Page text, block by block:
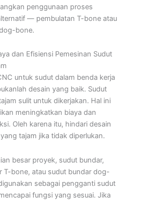
penggunaan proses
— pembulatan T-bone atau
bone.
dan Efisiensi Pemesinan Sudut
untuk sudut dalam benda kerja
desain yang baik. Sudut
sulit untuk dikerjakan. Hal ini
meningkatkan biaya dan
Oleh karena itu, hindari desain
tajam jika tidak diperlukan.
besar proyek, sudut bundar,
T-bone, atau sudut bundar dog-
sebagai pengganti sudut
fungsi yang sesuai. Jika